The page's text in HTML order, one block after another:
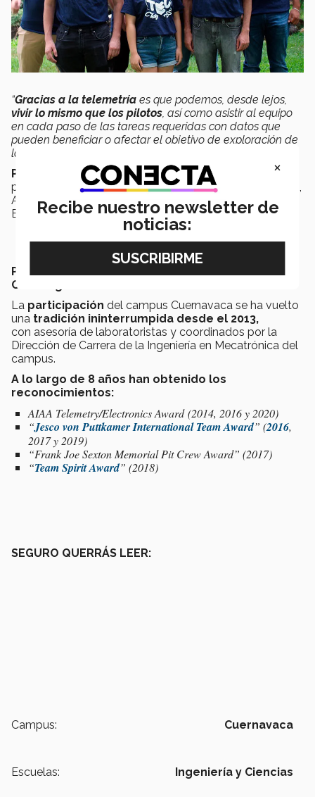
“Gracias a la telemetría es que podemos, desde lejos,
vivir lo mismo que los pilotos, así como asistir al equipo
en cada paso de las tareas requeridas con datos que
pueden beneficiar o afectar el objetivo de exploración de
la misión
Participaron 111 equiposde universidades y
preparatorias de distintos países como: Estados Unidos,
Alemania, Perú, Colombia, Italia, Rusia, Puerto Rico,
Brasil y México, entre otros.
Participación de Cuernavaca en el NASA Rover
Challenge
La participación del campus Cuernavaca se ha vuelto
una tradición ininterrumpida desde el 2013,
con asesoría de laboratoristas y coordinados por la
Dirección de Carrera de la Ingeniería en Mecatrónica del
campus.
A lo largo de 8 años han obtenido los
reconocimientos:
AIAA Telemetry/Electronics Award (2014, 2016 y 2020)
“Jesco von Puttkamer International Team Award” (2016,
2017 y 2019)
“Frank Joe Sexton Memorial Pit Crew Award” (2017)
“Team Spirit Award” (2018)
SEGURO QUERRÁS LEER:
Campus: Cuernavaca
Escuelas: Ingeniería y Ciencias
×
Recibe nuestro newsletter de
noticias: